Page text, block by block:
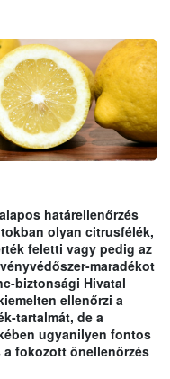
határellenőrzés
olyan citrusfélék,
feletti vagy pedig az
maradékot
biztonsági Hivatal
ellenőrzi a
tartalmát, de a
ugyanilyen fontos
fokozott önellenőrzés